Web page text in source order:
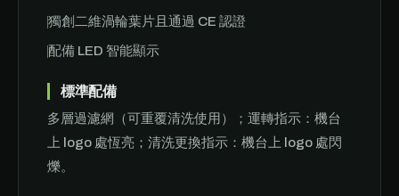
獨創二維渦輪葉片且通過 CE 認證
配備 LED 智能顯示
標準配備
多層過濾網（可重覆清洗使用）；運轉指示：機台
上 logo 處恆亮；清洗更換指示：機台上 logo 處閃
爍。